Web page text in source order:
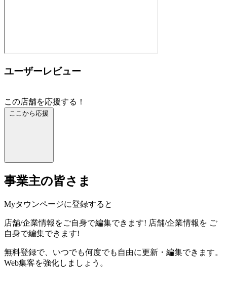
ユーザーレビュー
この店舗を応援する！
ここから応援
事業主の皆さま
Myタウンページに登録すると
店舗/企業情報をご自身で編集できます! 店舗/企業情報を ご
自身で編集できます!
無料登録で、いつでも何度でも自由に更新・編集できます。
Web集客を強化しましょう。